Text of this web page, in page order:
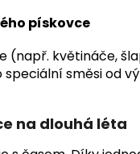
pískovce
(např. květináče,
směsi od
na dlouhá léta